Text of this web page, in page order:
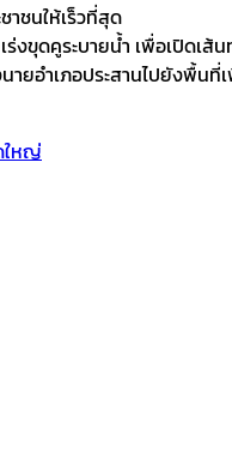
าชนให้เร็วที่สุด
งขุดคูระบายน้ำ เพื่อเปิดเ
อำเภอประสานไปยังพื้นที่
ใหญ่